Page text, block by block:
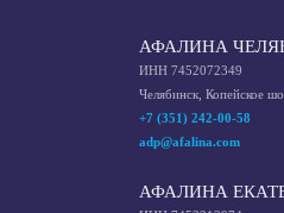
АФАЛИНА
ИНН 7452072349
Челябинск, Копейское
+7 (351) 242-00-58
adp@afalina.com
АФАЛИНА